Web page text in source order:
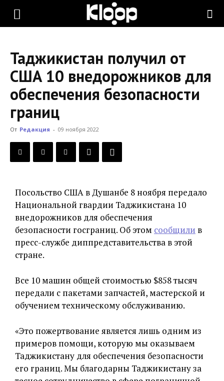
KLOOP.KG
Новости
Кыргызстана
Таджикистан получил от
США 10 внедорожников для
обеспечения безопасности
границ
От Редакция - 09 ноября 2022
Посольство США в Душанбе 8 ноября передало
Национальной гвардии Таджикистана 10
внедорожников для обеспечения
безопасности госграниц. Об этом сообщили в
пресс-службе диппредставительства в этой
стране.
Все 10 машин общей стоимостью $858 тысяч
передали с пакетами запчастей, мастерской и
обучением техническому обслуживанию.
«Это пожертвование является лишь одним из
примеров помощи, которую мы оказываем
Таджикистану для обеспечения безопасности
его границ. Мы благодарны Таджикистану за